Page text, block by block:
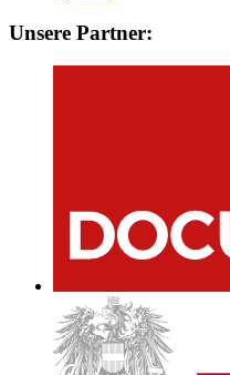
Unsere Partner: